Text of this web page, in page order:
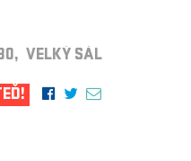
VELKÝ SÁL